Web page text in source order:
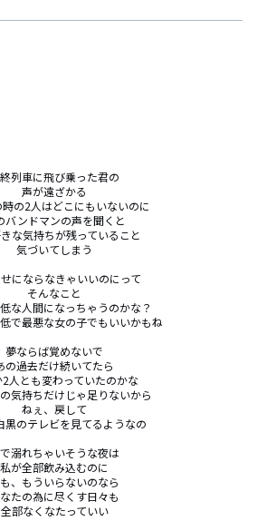
列車に飛び乗った君の
声が遠ざかる
の2人はどこにもいないのに
バンドマンの声を聞くと
な気持ちが残っていること
気づいてしまう
にならなきゃいいのにって
そんなこと
な人間になっちゃうのかな？
で最悪な女の子でもいいかもね
夢ならば覚めないで
の過去だけ続いてたら
2人とも変わっていたのかな
気持ちだけじゃ足りないから
ねぇ、戻して
黒のテレビを見てるようなの
溺れちゃいそうな夜は
私が全部飲み込むのに
、もういらないのなら
たの為に尽くす日々も
全部なくなたっていい